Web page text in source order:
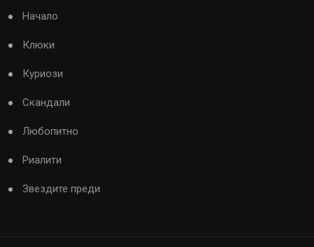
Начало
Клюки
Куриози
Скандали
Любопитно
Риалити
Звездите преди